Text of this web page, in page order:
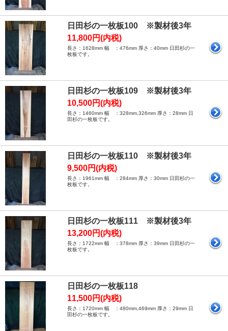
日田杉の一枚板100 ※製材後3年
11,800円(内税)
長さ：1628mm 幅 ：476mm 厚さ：40mm 日田杉の一
枚板です。
日田杉の一枚板109 ※製材後3年
10,500円(内税)
長さ：1460mm 幅 ：328mm,326mm 厚さ：28mm 日
田杉の一枚板です。
日田杉の一枚板110 ※製材後3年
9,500円(内税)
長さ：1961mm 幅 ：284mm 厚さ：30mm 日田杉の一
枚板です。
日田杉の一枚板111 ※製材後3年
13,200円(内税)
長さ：1722mm 幅 ：378mm 厚さ：39mm 日田杉の一
枚板です。
日田杉の一枚板118
11,500円(内税)
長さ：1720mm 幅 ：480mm,469mm 厚さ：29mm 日
田杉の一枚板です。